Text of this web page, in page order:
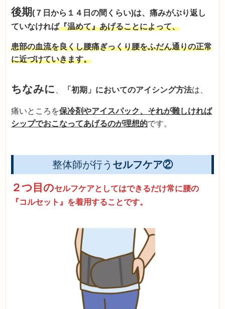
後期(７日から１４日の間くらい)は、痛みがぶり返し
ていなければ『温めて』あげることによって、
患部の血流を良くし腰痛ぎっくり腰をふだん通りの正常
に近づけていきます。
ちなみに 「初期」においてのアイシング方法は、
痛いところを保冷剤やアイスパック、それが難しければ
シップでおこなってあげるのが理想的です。
整体師が行う セルフケア②
２つ目のセルフケアとしてはできるだけ常に腰の
『コルセット』を着用することです。